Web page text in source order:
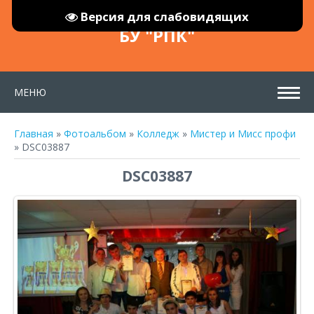
Версия для слабовидящих
БУ "РПК"
МЕНЮ
Главная » Фотоальбом » Колледж » Мистер и Мисс профи
» DSC03887
DSC03887